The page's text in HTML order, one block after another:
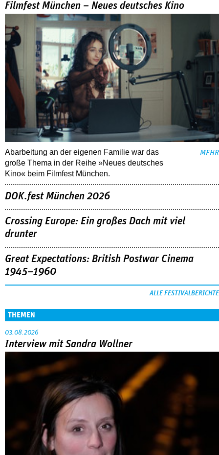
Filmfest München – Neues deutsches Kino
Abarbeitung an der eigenen Familie war das
große Thema in der Reihe »Neues deutsches
Kino« beim Filmfest München.
MEHR
DOK.fest München 2026
Crossing Europe: Ein großes Dach mit viel
drunter
Great Expectations: British Postwar Cinema
1945–1960
ALLE FESTIVALBERICHTE
THEMEN
03.08.2026
Interview mit Sandra Wollner